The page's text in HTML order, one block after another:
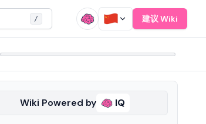
/ 建议 Wiki
Wiki Powered by IQ